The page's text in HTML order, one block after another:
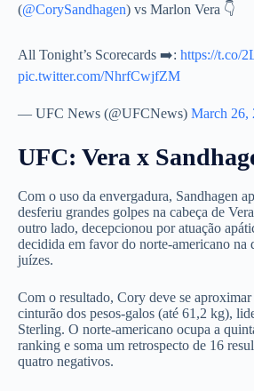
(@CorySandhagen) vs Marlon Vera 👇
All Tonight’s Scorecards ➡️: https://t.co/
pic.twitter.com/NhrfCwjfZM
— UFC News (@UFCNews) March 26,
UFC: Vera x
Com o uso da envergadura, Sandhagen
desferiu grandes golpes na cabeça de
outro lado, decepcionou por atuação
decidida em favor do norte-americano na
juízes.
Com o resultado, Cory deve se
cinturão dos pesos-galos (até 61,2 kg),
Sterling. O norte-americano ocupa a
ranking e soma um retrospecto de 16
quatro negativos.